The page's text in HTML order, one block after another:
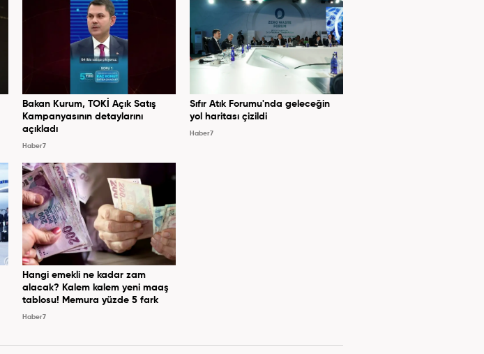
Bakan Kurum, TOKİ Açık Satış
Kampanyasının detaylarını
açıkladı
Haber7
Sıfır Atık Forumu'nda geleceğin
yol haritası çizildi
Haber7
Hangi emekli ne kadar zam
alacak? Kalem kalem yeni maaş
tablosu! Memura yüzde 5 fark
Haber7